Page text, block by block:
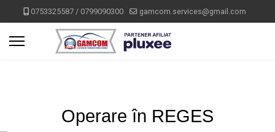
0753325587 / 0799090300 gamcom.services@gmail.com
Operare în REGES